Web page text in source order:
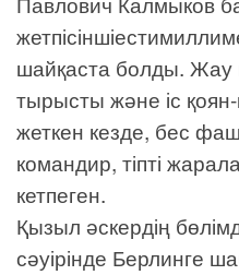
шайқаста болды. Жау
тырысты және іс
жеткен кезде, бес
командир, тіпті
кетпеген.
Қызыл әскердің
сәуірінде Берлинге